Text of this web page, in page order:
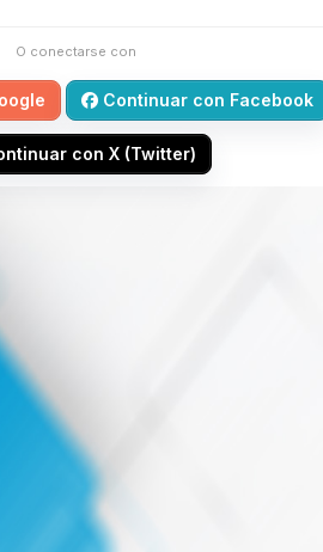
O conectarse con
Continuar con Facebook
con X (Twitter)